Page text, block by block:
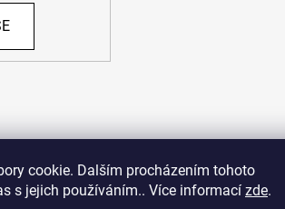
cookie. Dalším procházením tohoto
s jejich používáním.. Více informací zde.
PPL UPS
- 2026 zoo-branik.cz - Všechna práva